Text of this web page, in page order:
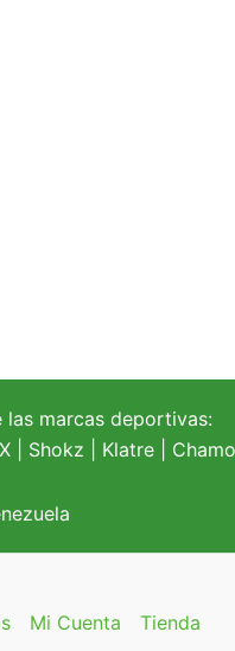
las marcas deportivas:
| Shokz Klatre|
Mi Cuenta Tienda